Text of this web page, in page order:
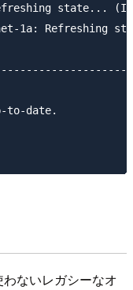
state...
1a: Refreshing
to-date.
ないレガシーなオ